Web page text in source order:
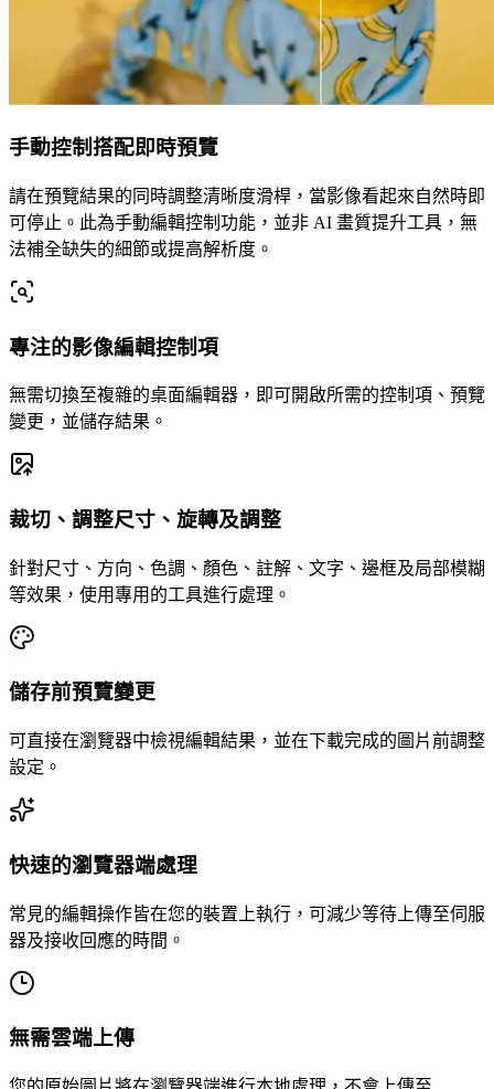
手動控制搭配即時預覽
請在預覽結果的同時調整清晰度滑桿，當影像看起來自然時即
可停止。此為手動編輯控制功能，並非 AI 畫質提升工具，無
法補全缺失的細節或提高解析度。
專注的影像編輯控制項
無需切換至複雜的桌面編輯器，即可開啟所需的控制項、預覽
變更，並儲存結果。
裁切、調整尺寸、旋轉及調整
針對尺寸、方向、色調、顏色、註解、文字、邊框及局部模糊
等效果，使用專用的工具進行處理。
儲存前預覽變更
可直接在瀏覽器中檢視編輯結果，並在下載完成的圖片前調整
設定。
快速的瀏覽器端處理
常見的編輯操作皆在您的裝置上執行，可減少等待上傳至伺服
器及接收回應的時間。
無需雲端上傳